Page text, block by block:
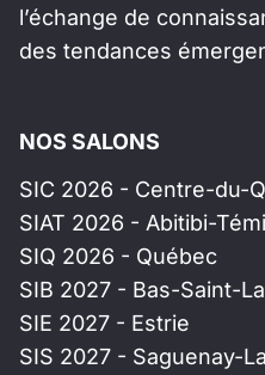
l’échange de
des tendances
NOS SALONS
SIC 2026 - Centre-du-
SIAT 2026 - Abitibi-
SIQ 2026 - Québec
SIB 2027 - Bas-Saint-
SIE 2027 - Estrie
SIS 2027 - Saguenay-